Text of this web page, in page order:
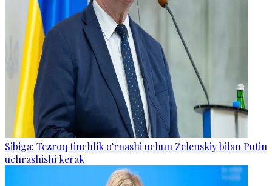
Sibiga: Tezroq tinchlik o‘rnashi uchun Zelenskiy bilan Putin
uchrashishi kerak